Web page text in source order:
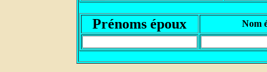
Prénoms époux Nom